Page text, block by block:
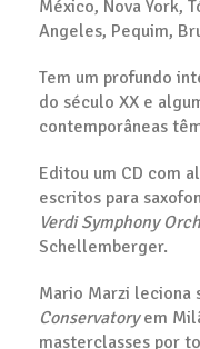
México, Nova York,
Angeles, Pequim,
Tem um profundo
do século XX e
contemporâneas
Editou um CD com
escritos para
Verdi Symphony
Schellemberger.
Mario Marzi leciona
Conservatoryem
masterclasses por